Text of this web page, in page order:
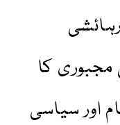
کا
اور سیاسی